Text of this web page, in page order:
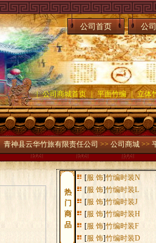
公司首页 公
| 公司商城首页 平面竹编 立体
青神县云华竹旅有限责任公司 >> 公司商城 >>
热
门
商
品
[服 饰]竹编时装N
[服 饰]竹编时装L
[服 饰]竹编时装J
[服 饰]竹编时装H
[服 饰]竹编时装F
[服 饰]竹编时装D